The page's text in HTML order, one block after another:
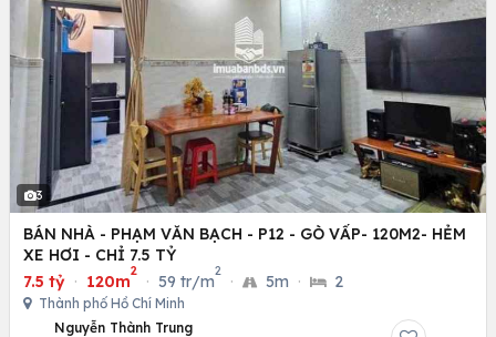
3
BÁN NHÀ - PHẠM VĂN BẠCH - P12 - GÒ VẤP- 120M2- HẺM
XE HƠI - CHỈ 7.5 TỶ
7.5 tỷ · 120m
2
· 59 tr/m
2
· 5m · 2
Thành phố Hồ Chí Minh
Nguyễn Thành Trung